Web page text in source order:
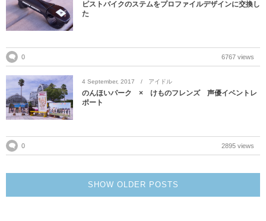
ピストバイクのステムをプロファイルデザインに交換し
た
0 6767 views
4 September, 2017 アイドル
のんほいパーク × けものフレンズ 声優イベントレ
ポート
0 2895 views
SHOW OLDER POSTS